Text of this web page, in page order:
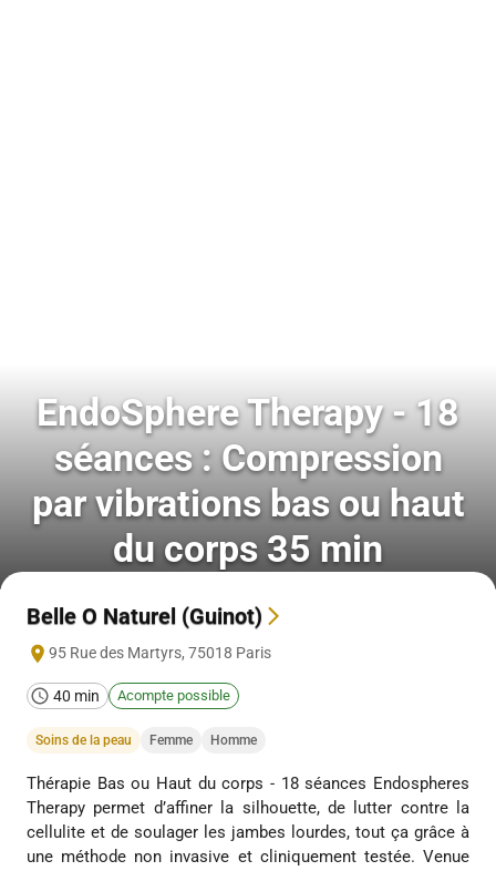
EndoSphere Therapy - 18
séances : Compression
par vibrations bas ou haut
du corps 35 min
Belle O Naturel (Guinot)
95 Rue des Martyrs, 75018 Paris
40 min Acompte possible
Soins de la peau Femme Homme
Thérapie Bas ou Haut du corps - 18 séances Endospheres
Therapy permet d’affiner la silhouette, de lutter contre la
cellulite et de soulager les jambes lourdes, tout ça grâce à
une méthode non invasive et cliniquement testée. Venue